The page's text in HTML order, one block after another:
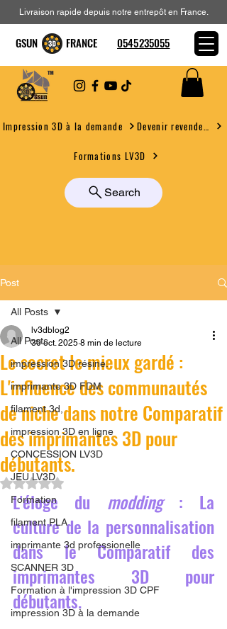
Impression 3D à la demande
Formations LV3D
Search
Livraison rapide depuis notre entrepôt en France.
GSUN FRANCE 0545235055
Post
All Posts
impression 3D résine.
imprimante 3D FDM
filament 3d,
impression 3D en ligne
CONCESSION LV3D
JEU LV3D
Formation
filament PLA
imprimante 3d professionelle
SCANNER 3D
Formation à l'impression 3D CPF
impression 3D à la demande
All Posts
Le secret le mieux gardé :
L'influence des communautés
de niche dans notre Comparatif
des imprimantes 3D pour
débutants.
lv3dblog2
30 oct. 2025 8 min de lecture
Noté NaN étoiles sur 5.
L'éloge du modding : La
culture de la personnalisation
dans le Comparatif des
imprimantes 3D pour
débutants.